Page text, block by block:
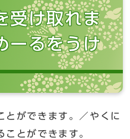
受け取れま
ーるをうけ
とができます。／やくに
ことができます。